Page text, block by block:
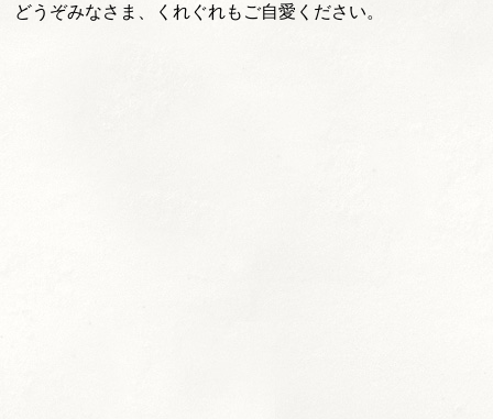
どうぞみなさま、くれぐれもご自愛ください。